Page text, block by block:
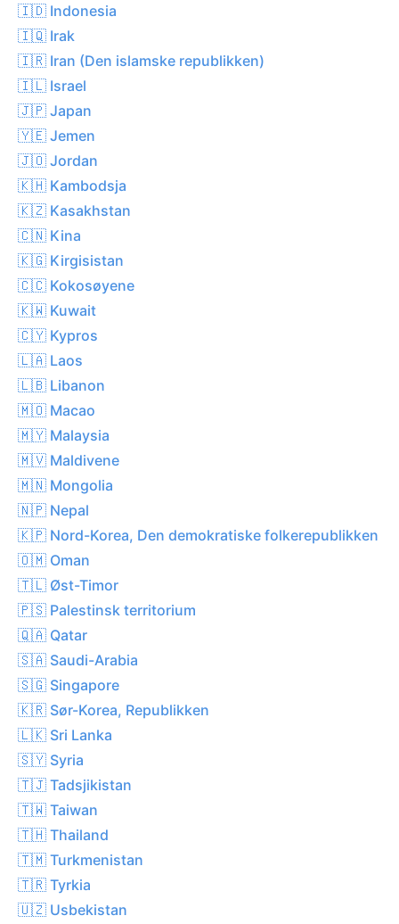
🇮🇩 Indonesia
🇮🇶 Irak
🇮🇷 Iran (Den islamske republikken)
🇮🇱 Israel
🇯🇵 Japan
🇾🇪 Jemen
🇯🇴 Jordan
🇰🇭 Kambodsja
🇰🇿 Kasakhstan
🇨🇳 Kina
🇰🇬 Kirgisistan
🇨🇨 Kokosøyene
🇰🇼 Kuwait
🇨🇾 Kypros
🇱🇦 Laos
🇱🇧 Libanon
🇲🇴 Macao
🇲🇾 Malaysia
🇲🇻 Maldivene
🇲🇳 Mongolia
🇳🇵 Nepal
🇰🇵 Nord-Korea, Den demokratiske folkerepublikken
🇴🇲 Oman
🇹🇱 Øst-Timor
🇵🇸 Palestinsk territorium
🇶🇦 Qatar
🇸🇦 Saudi-Arabia
🇸🇬 Singapore
🇰🇷 Sør-Korea, Republikken
🇱🇰 Sri Lanka
🇸🇾 Syria
🇹🇯 Tadsjikistan
🇹🇼 Taiwan
🇹🇭 Thailand
🇹🇲 Turkmenistan
🇹🇷 Tyrkia
🇺🇿 Usbekistan